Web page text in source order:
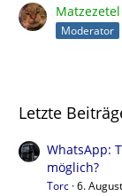
Matzezetel
Moderator
Letzte
WhatsApp:
möglich?
Torc 6.